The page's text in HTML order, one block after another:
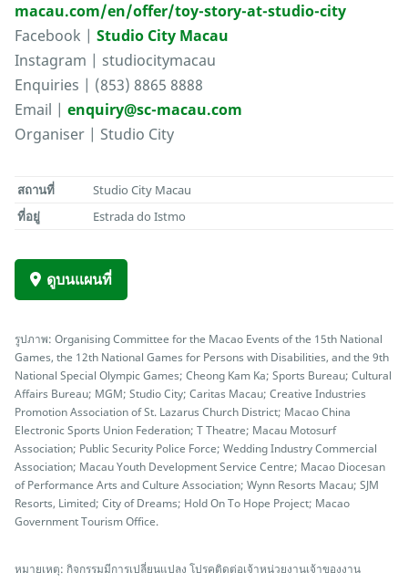
macau.com/en/offer/toy-story-at-studio-city
Facebook | Studio City Macau
Instagram | studiocitymacau
Enquiries | (853) 8865 8888
Email | enquiry@sc-macau.com
Organiser | Studio City
สถานที่
Studio City Macau
ที่อยู่
Estrada do Istmo
ดูบนแผนที่
รูปภาพ: Organising Committee for the Macao Events of the 15th National
Games, the 12th National Games for Persons with Disabilities, and the 9th
National Special Olympic Games; Cheong Kam Ka; Sports Bureau; Cultural
Affairs Bureau; MGM; Studio City; Caritas Macau; Creative Industries
Promotion Association of St. Lazarus Church District; Macao China
Electronic Sports Union Federation; T Theatre; Macau Motosurf
Association; Public Security Police Force; Wedding Industry Commercial
Association; Macau Youth Development Service Centre; Macao Diocesan
of Performance Arts and Culture Association; Wynn Resorts Macau; SJM
Resorts, Limited; City of Dreams; Hold On To Hope Project; Macao
Government Tourism Office.
หมายเหตุ: กิจกรรมมีการเปลี่ยนแปลง โปรคติดต่อเจ้าหน่วยงานเจ้าของงาน